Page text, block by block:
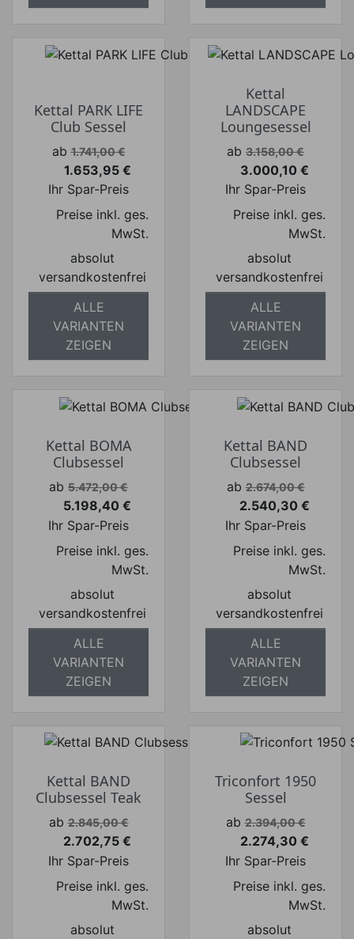
Kettal PARK LIFE
Club Sessel
Verkaufspreis
ab 1.741,00 €
Preis
1.653,95 €
Ihr Spar-Preis
Preise inkl. ges.
MwSt.
absolut
versandkostenfrei
ALLE
VARIANTEN
ZEIGEN
Kettal
LANDSCAPE
Loungesessel
Verkaufspreis
ab 3.158,00 €
Preis
3.000,10 €
Ihr Spar-Preis
Preise inkl. ges.
MwSt.
absolut
versandkostenfrei
ALLE
VARIANTEN
ZEIGEN
Kettal BOMA
Clubsessel
Verkaufspreis
ab 5.472,00 €
Preis
5.198,40 €
Ihr Spar-Preis
Preise inkl. ges.
MwSt.
absolut
versandkostenfrei
ALLE
VARIANTEN
ZEIGEN
Kettal BAND
Clubsessel
Verkaufspreis
ab 2.674,00 €
Preis
2.540,30 €
Ihr Spar-Preis
Preise inkl. ges.
MwSt.
absolut
versandkostenfrei
ALLE
VARIANTEN
ZEIGEN
Kettal BAND
Clubsessel Teak
Verkaufspreis
ab 2.845,00 €
Preis
2.702,75 €
Ihr Spar-Preis
Preise inkl. ges.
MwSt.
absolut
Triconfort 1950
Sessel
Verkaufspreis
ab 2.394,00 €
Preis
2.274,30 €
Ihr Spar-Preis
Preise inkl. ges.
MwSt.
absolut